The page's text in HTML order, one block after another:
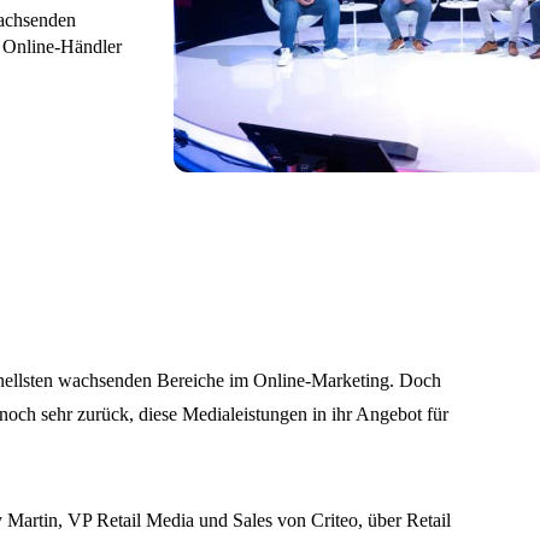
Händler
wachsenden Bereiche im Online-Marketing. Doch
sehr zurück, diese Medialeistungen in ihr Angebot für
VP Retail Media und Sales von Criteo, über Retail